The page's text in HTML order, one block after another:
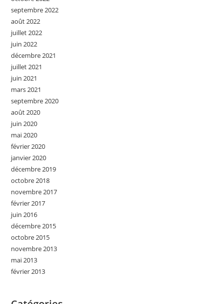
septembre 2022
août 2022
juillet 2022
juin 2022
décembre 2021
juillet 2021
juin 2021
mars 2021
septembre 2020
août 2020
juin 2020
mai 2020
février 2020
janvier 2020
décembre 2019
octobre 2018
novembre 2017
février 2017
juin 2016
décembre 2015
octobre 2015
novembre 2013
mai 2013
février 2013